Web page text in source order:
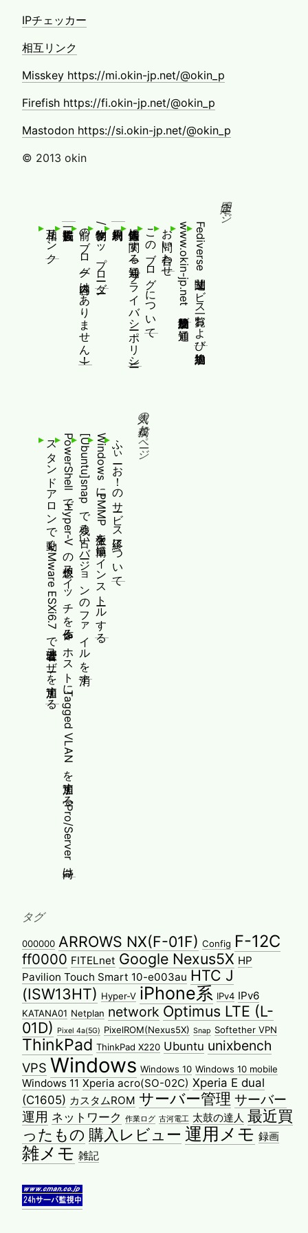
IPチェッカー
相互リンク
Misskey https://mi.okin-jp.net/@okin_p
Firefish https://fi.okin-jp.net/@okin_p
Mastodon https://si.okin-jp.net/@okin_p
© 2013 okin
固定ページ
Fediverse関連サービス一覧および追加規約
www.okin-jp.net 追加規約及び通知
お問い合わせ
このブログについて
個人情報等に関する通知(プライバシーポリシー)
制作物/アップローダー
前のブログ(内容はありません！)
相互リンク
人気の投稿とページ
ふぃーお！のサービス終了について
WindowsにPMMP派生を簡単にインストールする
[Ubuntu]snapで残る古いバージョンのファイルを消す
PowerShellでHyper-Vの仮想スイッチを作る&ホストにTagged VLANを追加する[Pro/Server向け]
スタンドアロンで動くVMware ESXi6.7で管理者ユーザーを追加する
タグ
000000 ARROWS NX(F-01F) Config F-12C
ff0000 FITELnet Google Nexus5X HP
Pavilion Touch Smart 10-e003au HTC J
(ISW13HT) Hyper-V iPhone系 IPv4 IPv6
KATANA01 Netplan network Optimus LTE (L-
01D)
Pixel 4a(5G) PixelROM(Nexus5X) Snap Softether VPN
ThinkPad ThinkPad X220 Ubuntu unixbench
VPS Windows Windows 10 Windows 10 mobile
Windows 11 Xperia acro(SO-02C) Xperia E dual
(C1605) カスタムROM サーバー管理 サーバー
運用 ネットワーク 作業ログ 古河電工 太鼓の達人 最近買
ったもの 購入レビュー 運用メモ 録画
雑メモ 雑記